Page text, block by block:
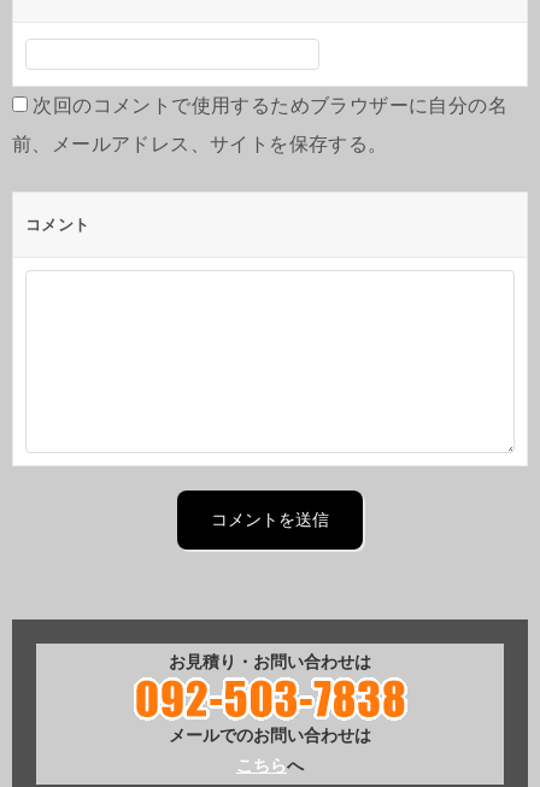
次回のコメントで使用するためブラウザーに自分の名
前、メールアドレス、サイトを保存する。
コメント
お見積り・お問い合わせは
メールでのお問い合わせは
こちらへ